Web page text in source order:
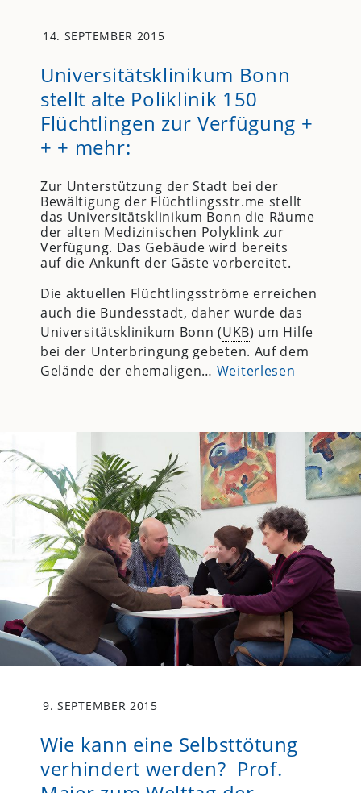
14. SEPTEMBER 2015
Universitätsklinikum Bonn
stellt alte Poliklinik 150
Flüchtlingen zur Verfügung +
+ + mehr:
Zur Unterstützung der Stadt bei der
Bewältigung der Flüchtlingsstr.me stellt
das Universitätsklinikum Bonn die Räume
der alten Medizinischen Polyklink zur
Verfügung. Das Gebäude wird bereits
auf die Ankunft der Gäste vorbereitet.
Die aktuellen Flüchtlingsströme erreichen
auch die Bundesstadt, daher wurde das
Universitätsklinikum Bonn (UKB) um Hilfe
bei der Unterbringung gebeten. Auf dem
Gelände der ehemaligen… Weiterlesen
9. SEPTEMBER 2015
Wie kann eine Selbsttötung
verhindert werden? Prof.